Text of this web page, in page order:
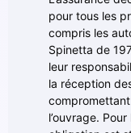
pour tous les
compris les
Spinetta de
leur
la réception
l’ouvrage.